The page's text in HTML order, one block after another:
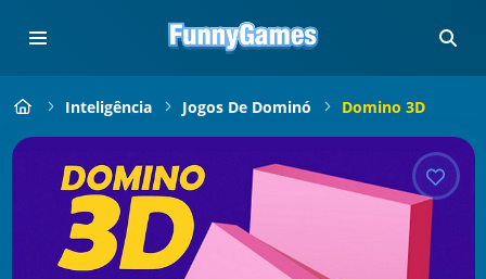
Inteligência Jogos De Dominó Domino 3D